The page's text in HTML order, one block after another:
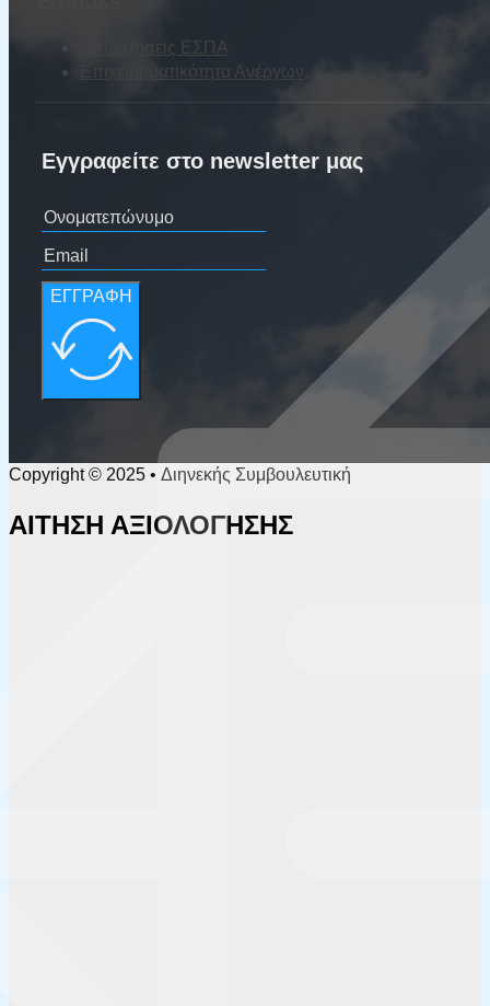
Επιδοτήσεις ΕΣΠΑ
Επιχειρηματικότητα Ανέργων
Εγγραφείτε στο newsletter μας
ΕΓΓΡΑΦΗ
Copyright © 2025 • Διηνεκής Συμβουλευτική
ΑΙΤΗΣΗ ΑΞΙΟΛΟΓΗΣΗΣ